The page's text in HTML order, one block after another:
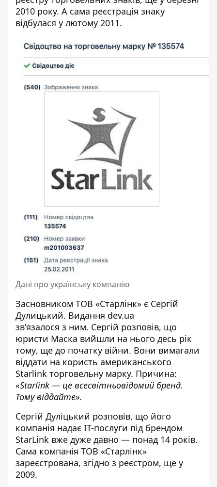
2010 року. А сама реєстрація знаку
відбулася у лютому 2011.
Дані про українську компанію
Засновником ТОВ «Старлінк» є Сергій
Дулицький. Видання dev.ua
зв’язалося з ним. Сергій розповів, що
юристи Маска вийшли на нього десь рік
тому, ще до початку війни. Вони вимагали
віддати на користь американського
Starlink торговельну марку. Причина:
«Starlink — це всесвітньовідомий бренд.
Тому віддайте».
Сергій Дуліцький розповів, що його
компанія надає IT-послуги під брендом
StarLink вже дуже давно — понад 14 років.
Сама компанія ТОВ «Старлінк»
зареєстрована, згідно з реєстром, ще у
2009.